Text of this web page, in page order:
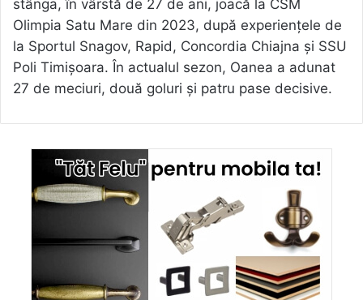
stânga, în vârstă de 27 de ani, joacă la CSM
Olimpia Satu Mare din 2023, după experiențele de
la Sportul Snagov, Rapid, Concordia Chiajna și SSU
Poli Timișoara. În actualul sezon, Oanea a adunat
27 de meciuri, două goluri și patru pase decisive.